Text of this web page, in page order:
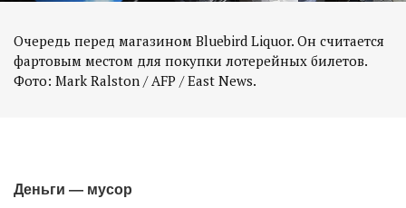
Очередь перед магазином Bluebird Liquor. Он считается
фартовым местом для покупки лотерейных билетов.
Фото: Mark Ralston / AFP / East News.
Деньги — мусор